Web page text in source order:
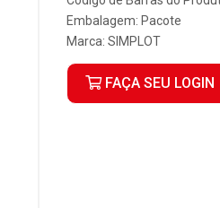
Embalagem: Pacote
Marca: SIMPLOT
FAÇA SEU LOGIN